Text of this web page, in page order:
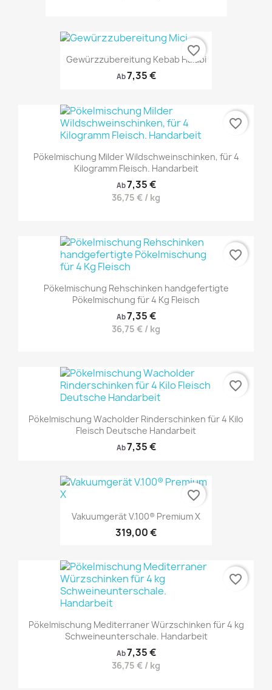
Gewürzzubereitung Kebab Halabi
Ab7,35 €
favorite_border
Pökelmischung Milder Wildschweinschinken, für 4
Kilogramm Fleisch. Handarbeit
Ab7,35 €
36,75 € / kg
favorite_border
Pökelmischung Rehschinken handgefertigte
Pökelmischung für 4 Kg Fleisch
Ab7,35 €
36,75 € / kg
favorite_border
Pökelmischung Wacholder Rinderschinken für 4 Kilo
Fleisch Deutsche Handarbeit
Ab7,35 €
favorite_border
Vakuumgerät V.100® Premium X
319,00 €
favorite_border
Pökelmischung Mediterraner Würzschinken für 4 kg
Schweineunterschale. Handarbeit
Ab7,35 €
36,75 € / kg
favorite_border